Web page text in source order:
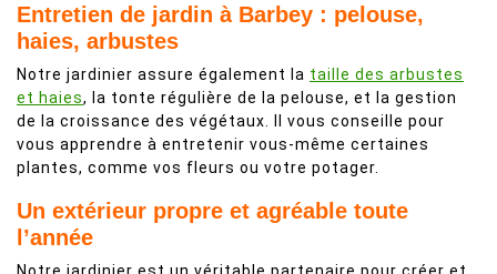
Entretien de jardin à Barbey : pelouse,
haies, arbustes
Notre jardinier assure également la taille des arbustes
et haies, la tonte régulière de la pelouse, et la gestion
de la croissance des végétaux. Il vous conseille pour
vous apprendre à entretenir vous-même certaines
plantes, comme vos fleurs ou votre potager.
Un extérieur propre et agréable toute
l’année